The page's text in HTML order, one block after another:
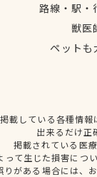
路線・駅・
獣医
ペットも
掲載している各種情
出来るだけ正
掲載されている医
って生じた損害につ
りがある場合には、